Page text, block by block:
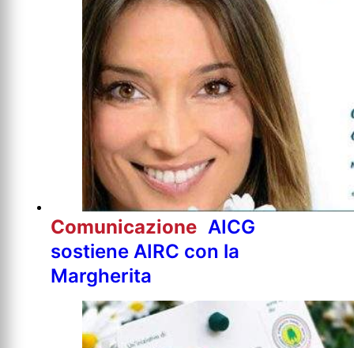
Comunicazione AICG
sostiene AIRC con la
Margherita